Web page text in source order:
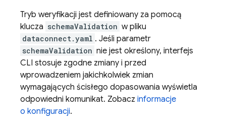
Tryb weryfikacji jest definiowany za pomocą
klucza schemaValidation w pliku
dataconnect.yaml . Jeśli parametr
schemaValidation nie jest określony, interfejs
CLI stosuje zgodne zmiany i przed
wprowadzeniem jakichkolwiek zmian
wymagających ścisłego dopasowania wyświetla
odpowiedni komunikat. Zobacz informacje
o konfiguracji.